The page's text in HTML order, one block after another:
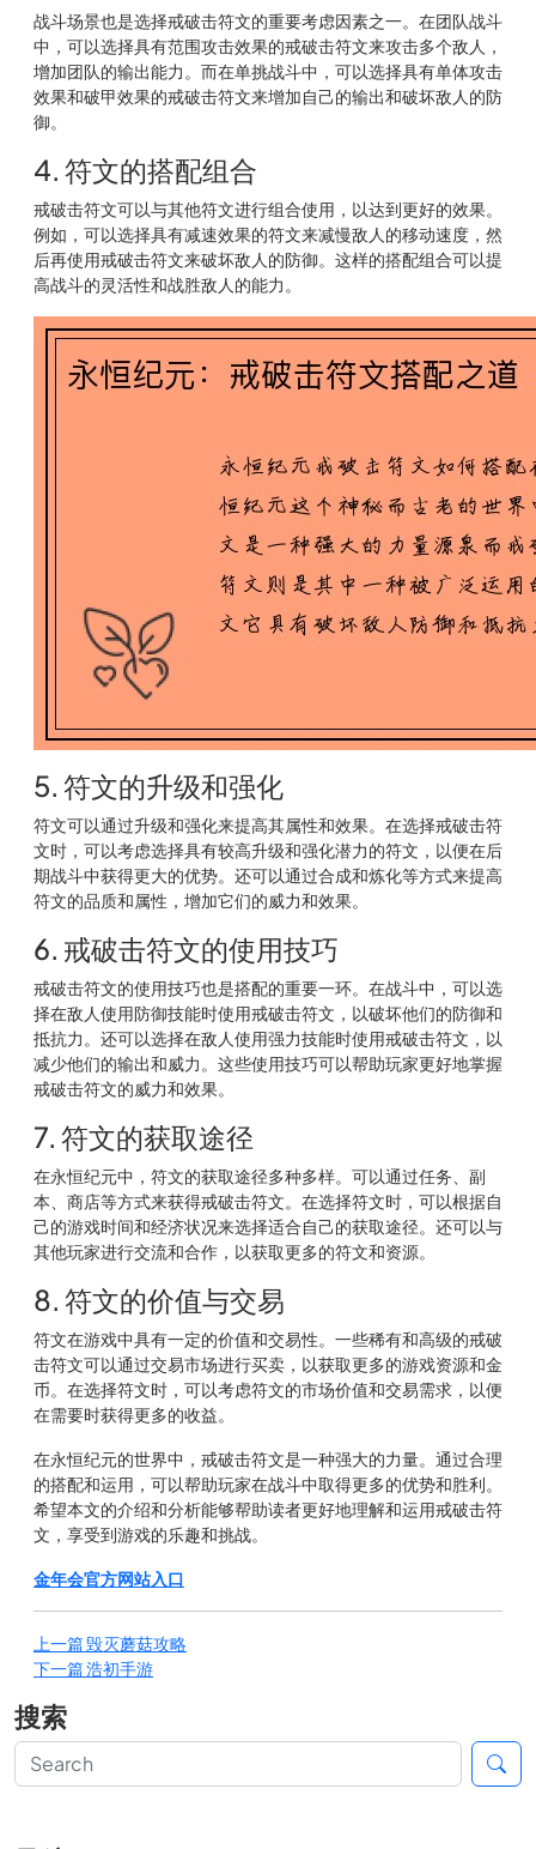
战斗场景也是选择戒破击符文的重要考虑因素之一。在团队战斗
中，可以选择具有范围攻击效果的戒破击符文来攻击多个敌人，
增加团队的输出能力。而在单挑战斗中，可以选择具有单体攻击
效果和破甲效果的戒破击符文来增加自己的输出和破坏敌人的防
御。
4. 符文的搭配组合
戒破击符文可以与其他符文进行组合使用，以达到更好的效果。
例如，可以选择具有减速效果的符文来减慢敌人的移动速度，然
后再使用戒破击符文来破坏敌人的防御。这样的搭配组合可以提
高战斗的灵活性和战胜敌人的能力。
5. 符文的升级和强化
符文可以通过升级和强化来提高其属性和效果。在选择戒破击符
文时，可以考虑选择具有较高升级和强化潜力的符文，以便在后
期战斗中获得更大的优势。还可以通过合成和炼化等方式来提高
符文的品质和属性，增加它们的威力和效果。
6. 戒破击符文的使用技巧
戒破击符文的使用技巧也是搭配的重要一环。在战斗中，可以选
择在敌人使用防御技能时使用戒破击符文，以破坏他们的防御和
抵抗力。还可以选择在敌人使用强力技能时使用戒破击符文，以
减少他们的输出和威力。这些使用技巧可以帮助玩家更好地掌握
戒破击符文的威力和效果。
7. 符文的获取途径
在永恒纪元中，符文的获取途径多种多样。可以通过任务、副
本、商店等方式来获得戒破击符文。在选择符文时，可以根据自
己的游戏时间和经济状况来选择适合自己的获取途径。还可以与
其他玩家进行交流和合作，以获取更多的符文和资源。
8. 符文的价值与交易
符文在游戏中具有一定的价值和交易性。一些稀有和高级的戒破
击符文可以通过交易市场进行买卖，以获取更多的游戏资源和金
币。在选择符文时，可以考虑符文的市场价值和交易需求，以便
在需要时获得更多的收益。
在永恒纪元的世界中，戒破击符文是一种强大的力量。通过合理
的搭配和运用，可以帮助玩家在战斗中取得更多的优势和胜利。
希望本文的介绍和分析能够帮助读者更好地理解和运用戒破击符
文，享受到游戏的乐趣和挑战。
金年会官方网站入口
上一篇毁灭蘑菇攻略
下一篇浩初手游
搜索